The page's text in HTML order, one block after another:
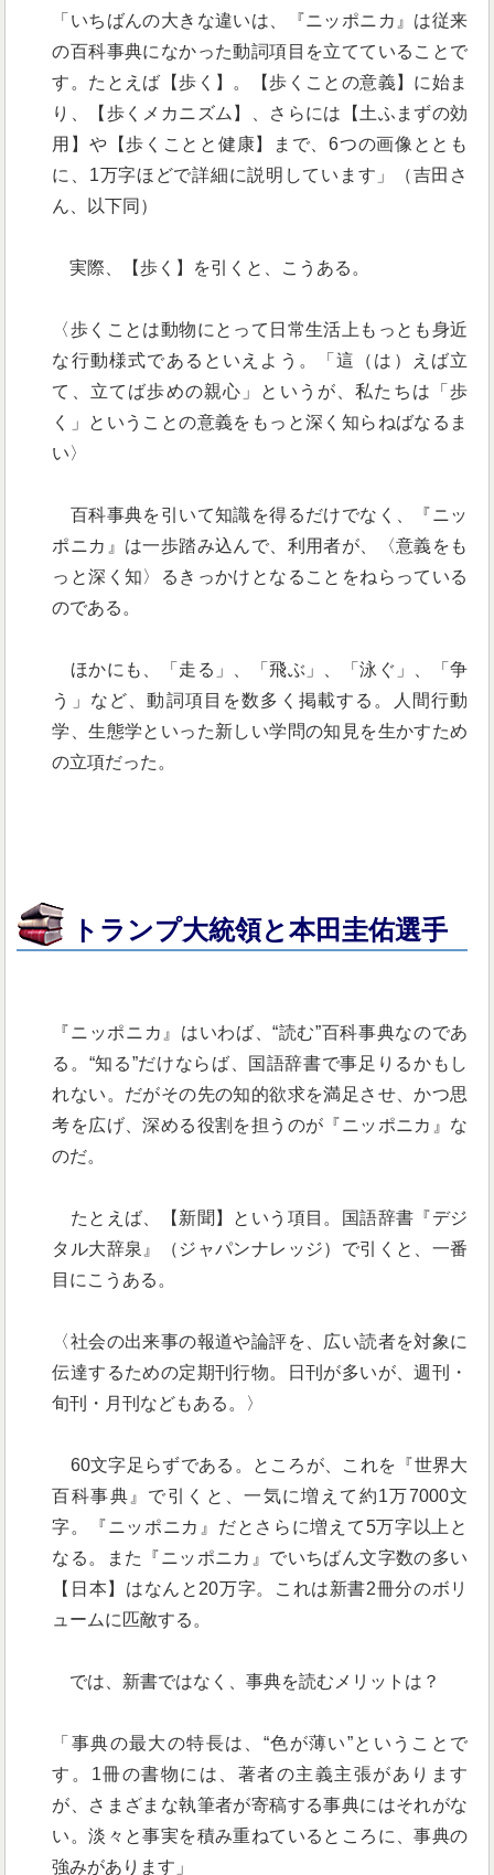
「いちばんの大きな違いは、『ニッポニカ』は従来
の百科事典になかった動詞項目を立てていることで
す。たとえば【歩く】。【歩くことの意義】に始ま
り、【歩くメカニズム】、さらには【土ふまずの効
用】や【歩くことと健康】まで、6つの画像ととも
に、1万字ほどで詳細に説明しています」（吉田さ
ん、以下同）
実際、【歩く】を引くと、こうある。
〈歩くことは動物にとって日常生活上もっとも身近
な行動様式であるといえよう。「這（は）えば立
て、立てば歩めの親心」というが、私たちは「歩
く」ということの意義をもっと深く知らねばなるま
い〉
百科事典を引いて知識を得るだけでなく、『ニッ
ポニカ』は一歩踏み込んで、利用者が、〈意義をも
っと深く知〉るきっかけとなることをねらっている
のである。
ほかにも、「走る」、「飛ぶ」、「泳ぐ」、「争
う」など、動詞項目を数多く掲載する。人間行動
学、生態学といった新しい学問の知見を生かすため
の立項だった。
トランプ大統領と本田圭佑選手
『ニッポニカ』はいわば、“読む”百科事典なのであ
る。“知る”だけならば、国語辞書で事足りるかもし
れない。だがその先の知的欲求を満足させ、かつ思
考を広げ、深める役割を担うのが『ニッポニカ』な
のだ。
たとえば、【新聞】という項目。国語辞書『デジ
タル大辞泉』（ジャパンナレッジ）で引くと、一番
目にこうある。
〈社会の出来事の報道や論評を、広い読者を対象に
伝達するための定期刊行物。日刊が多いが、週刊・
旬刊・月刊などもある。〉
60文字足らずである。ところが、これを『世界大
百科事典』で引くと、一気に増えて約1万7000文
字。『ニッポニカ』だとさらに増えて5万字以上と
なる。また『ニッポニカ』でいちばん文字数の多い
【日本】はなんと20万字。これは新書2冊分のボリ
ュームに匹敵する。
では、新書ではなく、事典を読むメリットは？
「事典の最大の特長は、“色が薄い”ということで
す。1冊の書物には、著者の主義主張があります
が、さまざまな執筆者が寄稿する事典にはそれがな
い。淡々と事実を積み重ねているところに、事典の
強みがあります」